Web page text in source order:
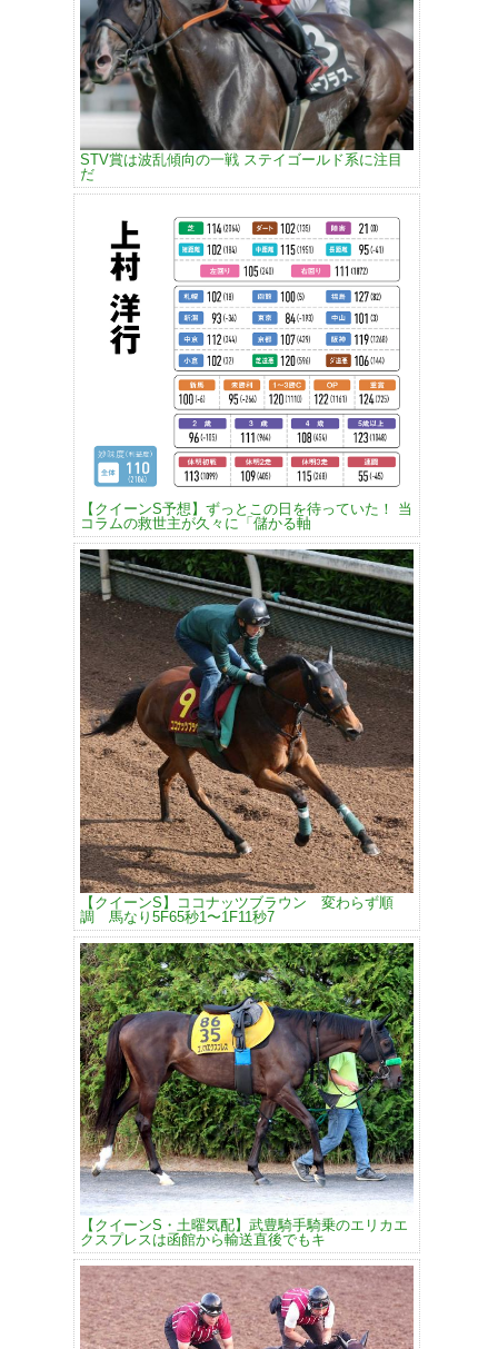
STV賞は波乱傾向の一戦 ステイゴールド系に注目
だ
【クイーンS予想】ずっとこの日を待っていた！ 当
コラムの救世主が久々に「儲かる軸
【クイーンS】ココナッツブラウン 変わらず順
調 馬なり5F65秒1〜1F11秒7
【クイーンS・土曜気配】武豊騎手騎乗のエリカエ
クスプレスは函館から輸送直後でもキ